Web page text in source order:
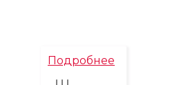
Подробнее